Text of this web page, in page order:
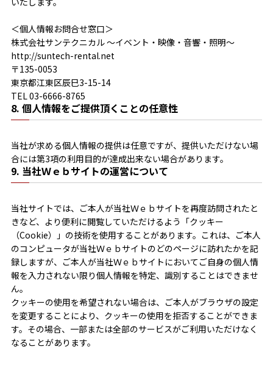
＜個人情報お問合せ窓口＞
株式会社サンテクニカル ～イベント・映像・音響・照明～
http://suntech-rental.net
〒135-0053
東京都江東区辰巳3-15-14
TEL 03-6666-8765
8. 個人情報をご提供頂くことの任意性
当社が求める個人情報の提供は任意ですが、提供いただけない場
合には第3項の利用目的が達成出来ない場合があります。
9. 当社Ｗｅｂサイトの運営について
当社サイトでは、ご本人が当社Ｗｅｂサイトを再度訪問されたと
きなど、より便利に閲覧していただけるよう「クッキー
（Cookie）」の技術を使用することがあります。これは、ご本人
のコンピュータが当社Ｗｅｂサイトのどのページに訪れたかを記
録しますが、ご本人が当社Ｗｅｂサイトにおいてご自身の個人情
報を入力されない限り個人情報を特定、識別することはできませ
ん。
クッキーの使用を希望されない場合は、ご本人がブラウザの設定
を変更することにより、クッキーの使用を拒否することができま
す。その場合、一部または全部のサービスがご利用いただけなく
なることがあります。